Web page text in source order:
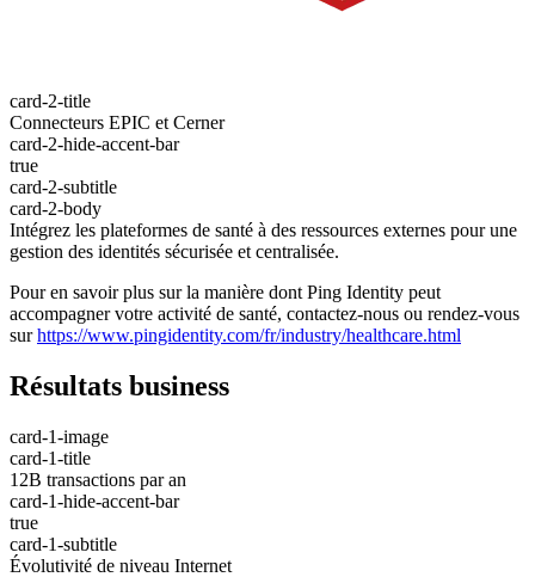
card-2-title
Connecteurs EPIC et Cerner
card-2-hide-accent-bar
true
card-2-subtitle
card-2-body
Intégrez les plateformes de santé à des ressources externes pour une
gestion des identités sécurisée et centralisée.
Pour en savoir plus sur la manière dont Ping Identity peut
accompagner votre activité de santé, contactez-nous ou rendez-vous
surhttps://www.pingidentity.com/fr/industry/healthcare.html
Résultats business
card-1-image
card-1-title
12B transactions par an
card-1-hide-accent-bar
true
card-1-subtitle
Évolutivité de niveau Internet